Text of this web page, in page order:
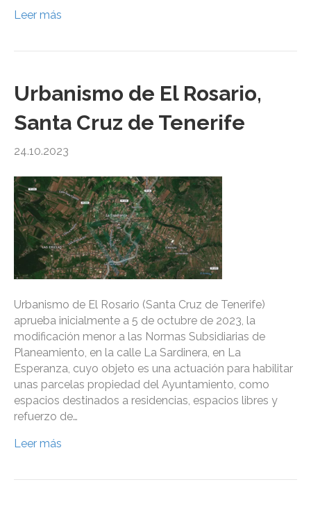
Leer más
Urbanismo de El Rosario,
Santa Cruz de Tenerife
24.10.2023
Urbanismo de El Rosario (Santa Cruz de Tenerife)
aprueba inicialmente a 5 de octubre de 2023, la
modificación menor a las Normas Subsidiarias de
Planeamiento, en la calle La Sardinera, en La
Esperanza, cuyo objeto es una actuación para habilitar
unas parcelas propiedad del Ayuntamiento, como
espacios destinados a residencias, espacios libres y
refuerzo de…
Leer más